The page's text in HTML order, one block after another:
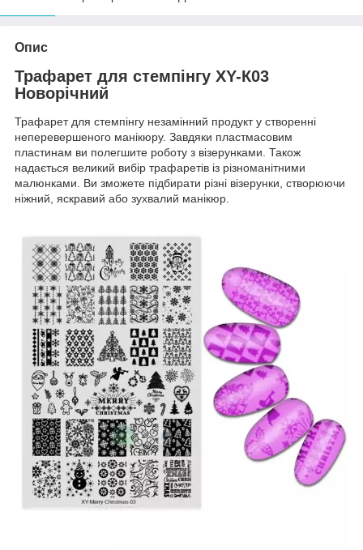
Опис
Трафарет для стемпінгу XY-К03
Новорічний
Трафарет для стемпінгу незамінний продукт у створенні
неперевершеного манікюру. Завдяки пластмасовим
пластинам ви полегшите роботу з візерунками. Також
надається великий вибір трафаретів із різноманітними
малюнками. Ви зможете підбирати різні візерунки, створюючи
ніжний, яскравий або зухвалий манікюр.